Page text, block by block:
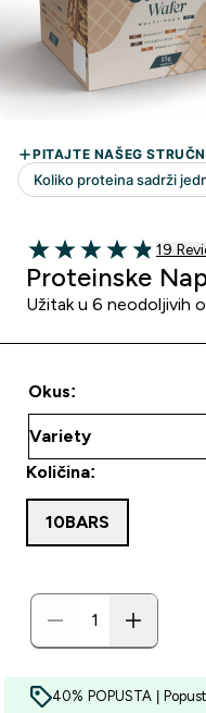
4.89 out of 5 stars
19
19
Proteinske
Užitak u 6 neodoljivih
Okus:
Količina:
10BARS
40% POPUSTA |